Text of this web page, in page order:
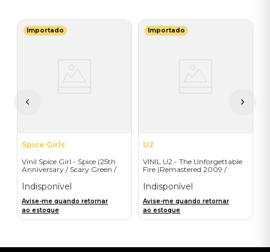
Importado
Spice Girls
Vinil Spice Girl - Spice (25th
Anniversary / Scary Green /
Indisponível
Avise-me quando retornar
ao estoque
Importado
U2
VINIL U2 - The Unforgettable
Fire (Remastered 2009 /
Importado
Indisponível
Avise-me quando retornar
ao estoque